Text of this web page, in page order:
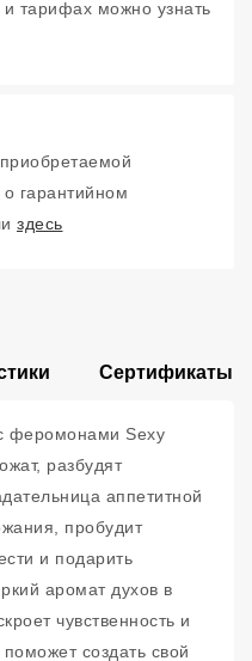
тарифах можно узнать
гарантийном
здесь
Сертификаты
феромонами Sexy
разбудят
аппетитной
пробудит
и подарить
аромат духов в
чувственность и
поможет создать свой